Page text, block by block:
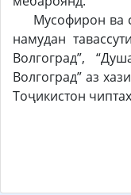
Мусофирон ва
намудан
Волгоград”,
Волгоград” аз
Тоҷикистон